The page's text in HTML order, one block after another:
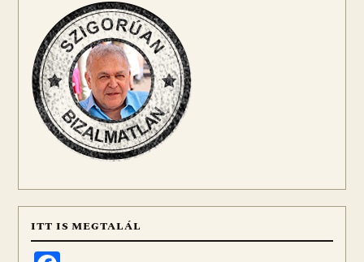
ITT IS MEGTALÁL